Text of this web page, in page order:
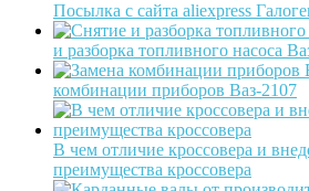
Посылка с сайта aliexpress
и разборка топливного насоса
комбинации приборов Ваз-2107
В чем отличие кроссовера и
преимущества кроссовера